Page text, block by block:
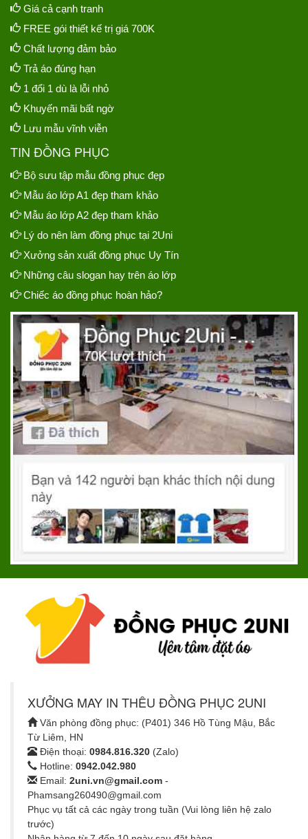
Giá cả cạnh tranh
FREE gói thiết kế trị giá 700K
Chất lượng đảm bảo
Trả áo đúng hạn
1 đổi 1 dù là lỗi nhỏ
Khuyến mãi bất ngờ
Lưu mẫu vĩnh viễn
TIN ĐỒNG PHỤC
Bộ sưu tập mẫu đồng phục đẹp
Mẫu áo lớp A1 đẹp tham khảo
Mẫu áo lớp A2 đẹp tham khảo
Lý do nên làm đồng phục tại 2Uni
Xưởng sản xuất đồng phục Uy Tín
Những câu slogan hay trên áo lớp
Chiếc áo đồng phục hoàn hảo?
XƯỞNG MAY IN THÊU ĐỒNG PHỤC 2UNI
Văn phòng đồng phục: (P401) 346 Hồ Tùng Mậu, Bắc
Từ Liêm, HN
Điện thoại: 0984.816.320 (Zalo)
Hotline: 0942.042.980
Email: 2uni.vn@gmail.com -
Phamsang260490@gmail.com
Phục vụ tất cả các ngày trong tuần (Vui lòng liên hệ zalo
trước)